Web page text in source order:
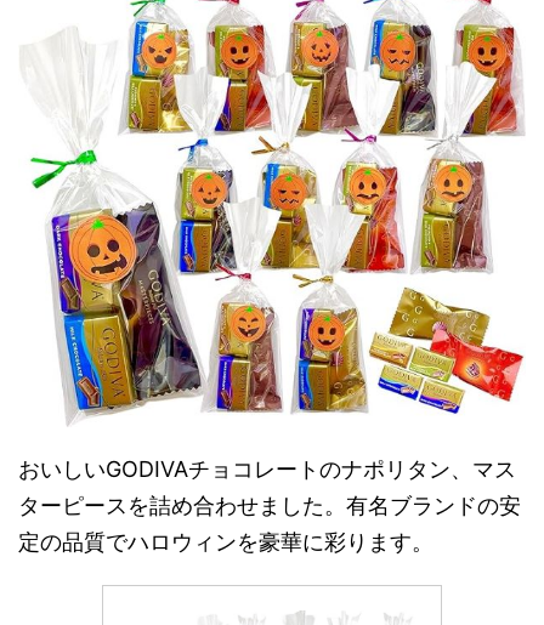
おいしいGODIVAチョコレートのナポリタン、マス
ターピースを詰め合わせました。有名ブランドの安
定の品質でハロウィンを豪華に彩ります。